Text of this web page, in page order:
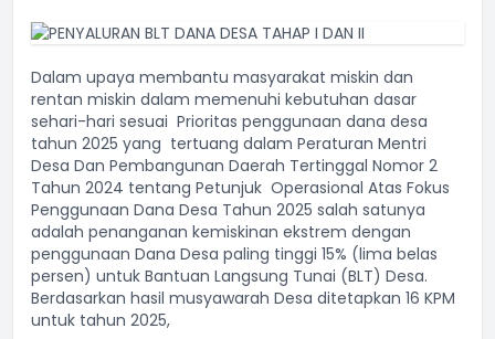
Dalam upaya membantu masyarakat miskin dan
rentan miskin dalam memenuhi kebutuhan dasar
sehari-hari sesuai Prioritas penggunaan dana desa
tahun 2025 yang tertuang dalam Peraturan Mentri
Desa Dan Pembangunan Daerah Tertinggal Nomor 2
Tahun 2024 tentang Petunjuk Operasional Atas Fokus
Penggunaan Dana Desa Tahun 2025 salah satunya
adalah penanganan kemiskinan ekstrem dengan
penggunaan Dana Desa paling tinggi 15% (lima belas
persen) untuk Bantuan Langsung Tunai (BLT) Desa.
Berdasarkan hasil musyawarah Desa ditetapkan 16 KPM
untuk tahun 2025,